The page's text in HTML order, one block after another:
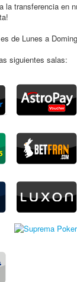
la transferencia en
de Lunes a
siguientes salas: